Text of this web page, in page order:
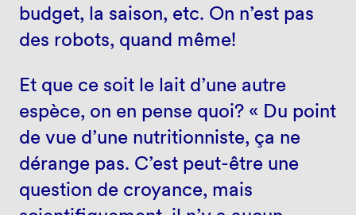
budget, la saison, etc. On n’est pas
des robots, quand même!
Et que ce soit le lait d’une autre
espèce, on en pense quoi? « Du point
de vue d’une nutritionniste, ça ne
dérange pas. C’est peut-être une
question de croyance, mais